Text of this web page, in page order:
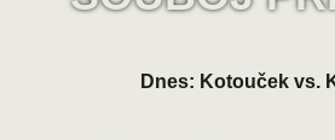
Dnes: Kotouček vs.